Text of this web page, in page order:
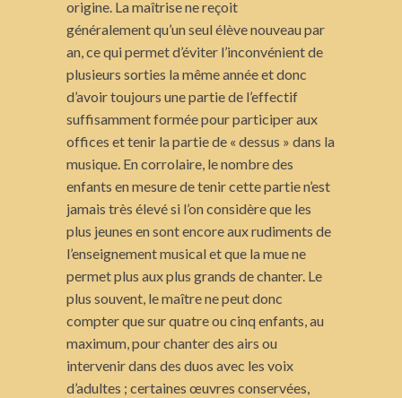
origine. La maîtrise ne reçoit
généralement qu’un seul élève nouveau par
an, ce qui permet d’éviter l’inconvénient de
plusieurs sorties la même année et donc
d’avoir toujours une partie de l’effectif
suffisamment formée pour participer aux
offices et tenir la partie de « dessus » dans la
musique. En corrolaire, le nombre des
enfants en mesure de tenir cette partie n’est
jamais très élevé si l’on considère que les
plus jeunes en sont encore aux rudiments de
l’enseignement musical et que la mue ne
permet plus aux plus grands de chanter. Le
plus souvent, le maître ne peut donc
compter que sur quatre ou cinq enfants, au
maximum, pour chanter des airs ou
intervenir dans des duos avec les voix
d’adultes ; certaines œuvres conservées,